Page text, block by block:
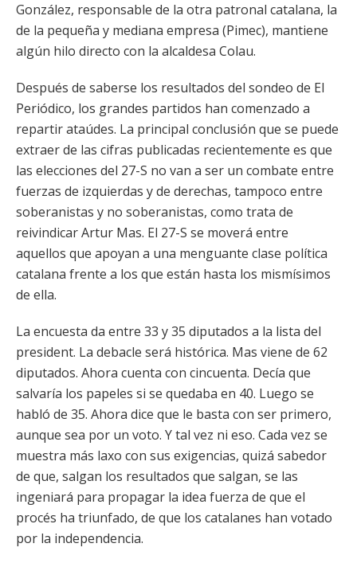
González, responsable de la otra patronal catalana, la
de la pequeña y mediana empresa (Pimec), mantiene
algún hilo directo con la alcaldesa Colau.
Después de saberse los resultados del sondeo de El
Periódico, los grandes partidos han comenzado a
repartir ataúdes. La principal conclusión que se puede
extraer de las cifras publicadas recientemente es que
las elecciones del 27-S no van a ser un combate entre
fuerzas de izquierdas y de derechas, tampoco entre
soberanistas y no soberanistas, como trata de
reivindicar Artur Mas. El 27-S se moverá entre
aquellos que apoyan a una menguante clase política
catalana frente a los que están hasta los mismísimos
de ella.
La encuesta da entre 33 y 35 diputados a la lista del
president. La debacle será histórica. Mas viene de 62
diputados. Ahora cuenta con cincuenta. Decía que
salvaría los papeles si se quedaba en 40. Luego se
habló de 35. Ahora dice que le basta con ser primero,
aunque sea por un voto. Y tal vez ni eso. Cada vez se
muestra más laxo con sus exigencias, quizá sabedor
de que, salgan los resultados que salgan, se las
ingeniará para propagar la idea fuerza de que el
procés ha triunfado, de que los catalanes han votado
por la independencia.